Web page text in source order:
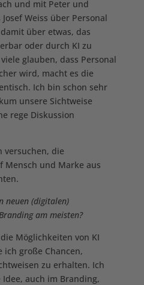
und mit Peter und
Weiss über Personal
über etwas, das
oder durch KI zu
glauben, dass Personal
wird, macht es die
Ich bin schon sehr
unsere Sichtweise
rege Diskussion
versuchen, die
Mensch und Marke aus
neuen (digitalen)
am meisten?
Möglichkeiten von KI
ich große Chancen,
zu erhalten. Ich
auch im Branding,